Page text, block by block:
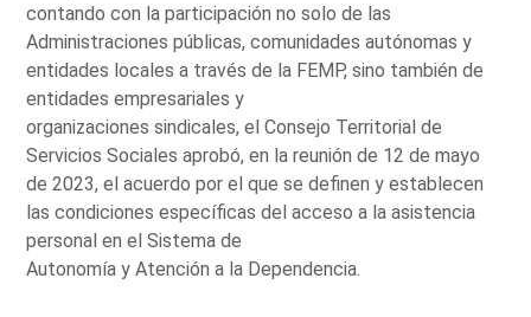
contando con la participación no solo de las
Administraciones públicas, comunidades autónomas y
entidades locales a través de la FEMP, sino también de
entidades empresariales y
organizaciones sindicales, el Consejo Territorial de
Servicios Sociales aprobó, en la reunión de 12 de mayo
de 2023, el acuerdo por el que se definen y establecen
las condiciones específicas del acceso a la asistencia
personal en el Sistema de
Autonomía y Atención a la Dependencia.